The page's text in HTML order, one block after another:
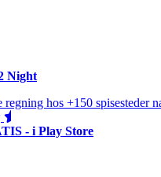
Night
regning hos +150 spisesteder
- i Play Store